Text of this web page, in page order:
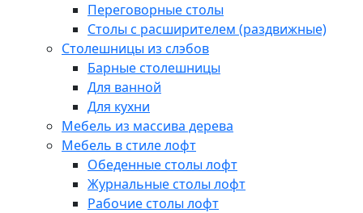
Переговорные столы
Столы с расширителем (раздвижные)
Столешницы из слэбов
Барные столешницы
Для ванной
Для кухни
Мебель из массива дерева
Мебель в стиле лофт
Обеденные столы лофт
Журнальные столы лофт
Рабочие столы лофт